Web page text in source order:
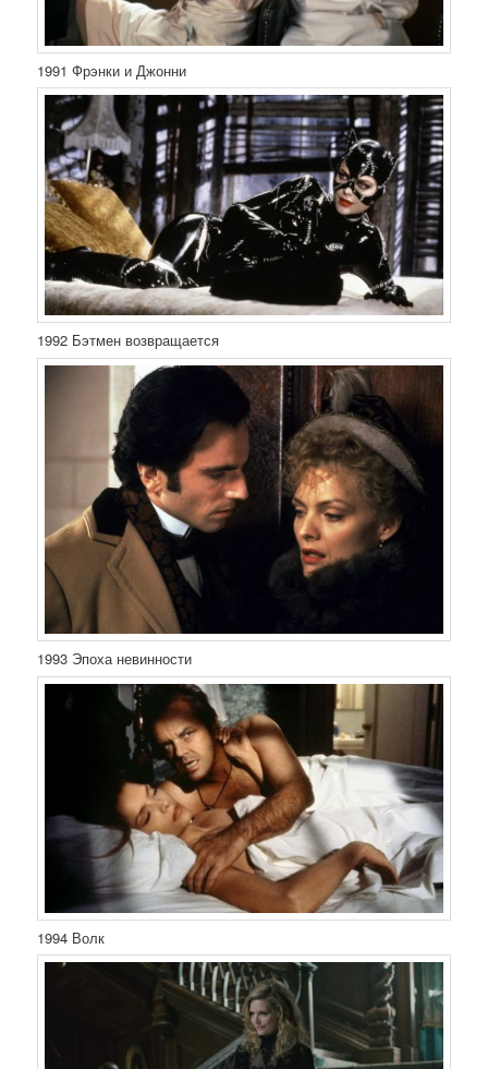
1991 Фрэнки и Джонни
1992 Бэтмен возвращается
1993 Эпоха невинности
1994 Волк